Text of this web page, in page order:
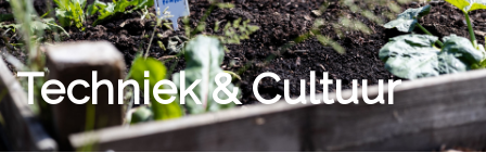
Techniek & Cultuur